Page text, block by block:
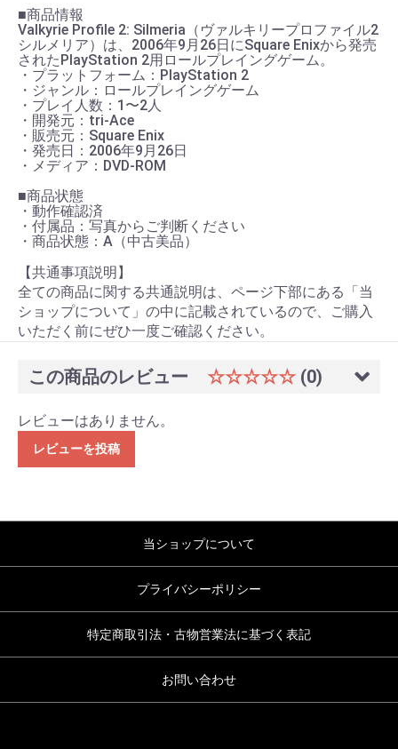
■商品情報
Valkyrie Profile 2: Silmeria（ヴァルキリープロファイル2
シルメリア）は、2006年9月26日にSquare Enixから発売
されたPlayStation 2用ロールプレイングゲーム。
・プラットフォーム：PlayStation 2
・ジャンル：ロールプレイングゲーム
・プレイ人数：1〜2人
・開発元：tri-Ace
・販売元：Square Enix
・発売日：2006年9月26日
・メディア：DVD-ROM
■商品状態
・動作確認済
・付属品：写真からご判断ください
・商品状態：A（中古美品）
【共通事項説明】
全ての商品に関する共通説明は、ページ下部にある「当
ショップについて」の中に記載されているので、ご購入
いただく前にぜひ一度ご確認ください。
この商品のレビュー ☆☆☆☆☆ (0)
レビューはありません。
レビューを投稿
当ショップについて
プライバシーポリシー
特定商取引法・古物営業法に基づく表記
お問い合わせ